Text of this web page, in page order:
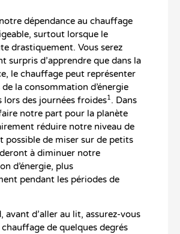
dépendance au chauffage
surtout lorsque le
drastiquement. Vous serez
surpris d’apprendre que dans la
le chauffage peut représenter
de la consommation d’énergie
lors des journées froides1. Dans
notre part pour la planète
réduire notre niveau de
possible de miser sur de petits
à diminuer notre
d’énergie, plus
pendant les périodes de
avant d’aller au lit, assurez-vous
de quelques degrés